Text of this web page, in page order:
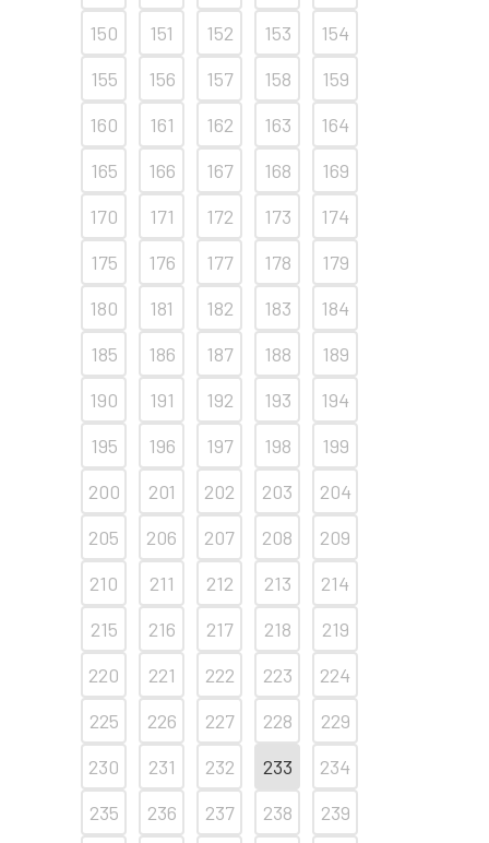
150
151 152 153
154
155
156 157 158
159
160
161 162 163
164
165
166 167 168
169
170
171 172 173
174
175
176 177 178
179
180
181 182 183
184
185
186 187 188
189
190
191 192 193
194
195
196 197 198
199
200
201 202 203
204
205
206 207 208
209
210
211 212 213
214
215
216 217 218
219
220
221 222 223
224
225
226 227 228
229
230
231 232 233
234
235
236 237 238
239